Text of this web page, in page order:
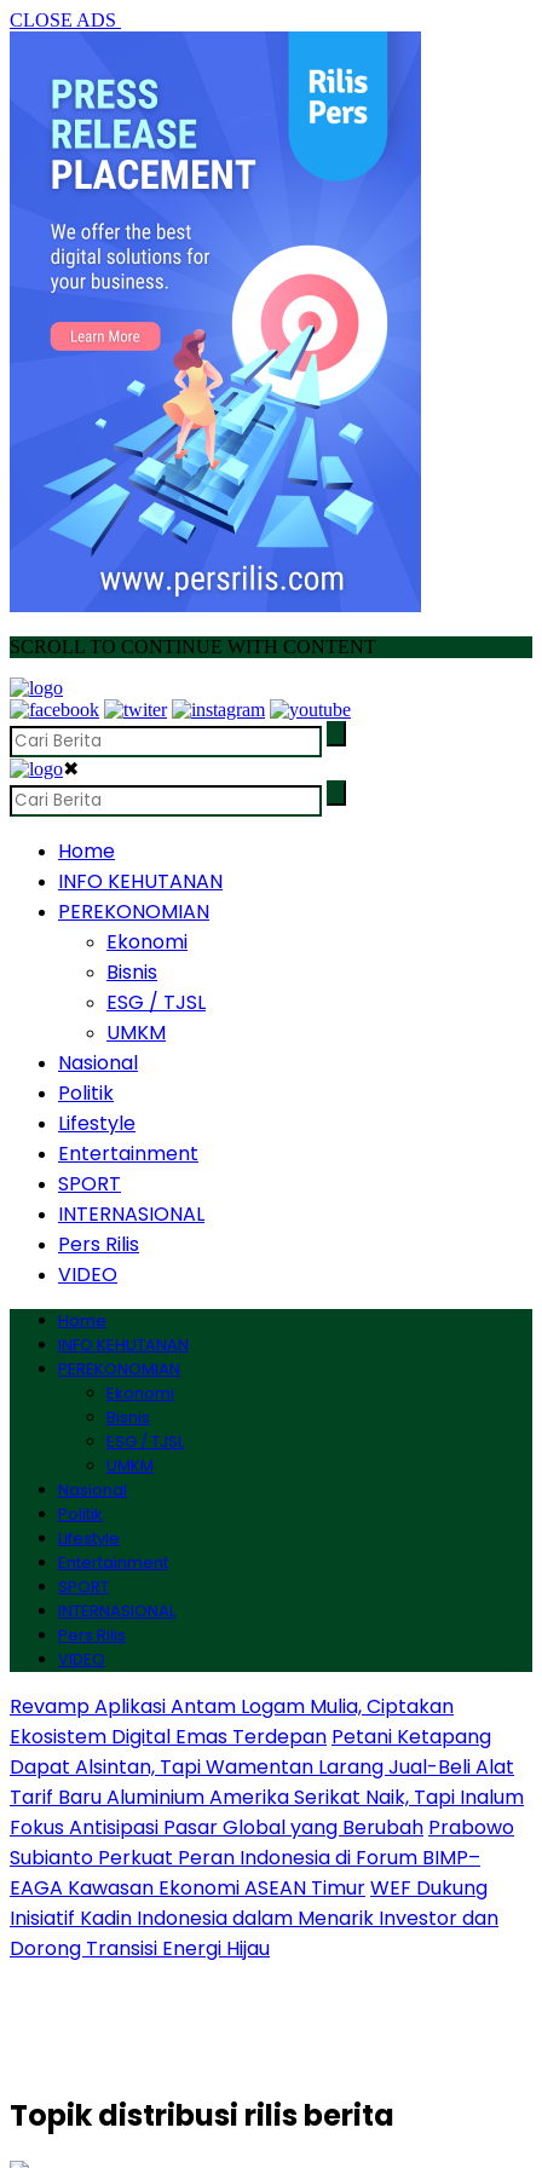
CLOSE ADS
SCROLL TO CONTINUE WITH CONTENT
✖
Home
INFO KEHUTANAN
PEREKONOMIAN
Ekonomi
Bisnis
ESG / TJSL
UMKM
Nasional
Politik
Lifestyle
Entertainment
SPORT
INTERNASIONAL
Pers Rilis
VIDEO
Home
INFO KEHUTANAN
PEREKONOMIAN
Ekonomi
Bisnis
ESG / TJSL
UMKM
Nasional
Politik
Lifestyle
Entertainment
SPORT
INTERNASIONAL
Pers Rilis
VIDEO
Revamp Aplikasi Antam Logam Mulia, Ciptakan
Ekosistem Digital Emas Terdepan Petani Ketapang
Dapat Alsintan, Tapi Wamentan Larang Jual-Beli Alat
Tarif Baru Aluminium Amerika Serikat Naik, Tapi Inalum
Fokus Antisipasi Pasar Global yang Berubah Prabowo
Subianto Perkuat Peran Indonesia di Forum BIMP–
EAGA Kawasan Ekonomi ASEAN TimurWEF Dukung
Inisiatif Kadin Indonesia dalam Menarik Investor dan
Dorong Transisi Energi Hijau
Topikdistribusi rilis berita